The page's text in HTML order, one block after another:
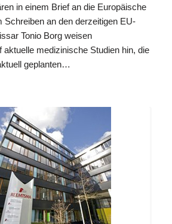
in einem Brief an die Europäische
Schreiben an den derzeitigen EU-
Tonio Borg weisen
aktuelle medizinische Studien hin, die
geplanten…